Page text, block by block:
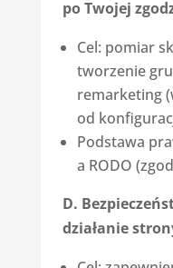
po Twojej
Cel: pomiar
tworzenie
remarketing
od
Podstawa
a RODO
D.
działanie